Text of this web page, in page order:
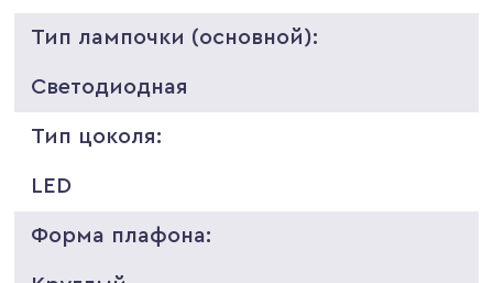
Тип лампочки (основной):
Светодиодная
Тип цоколя:
LED
Форма плафона: